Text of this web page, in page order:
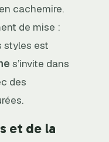
cachemire.
de mise :
styles est
s’invite dans
des
et de la